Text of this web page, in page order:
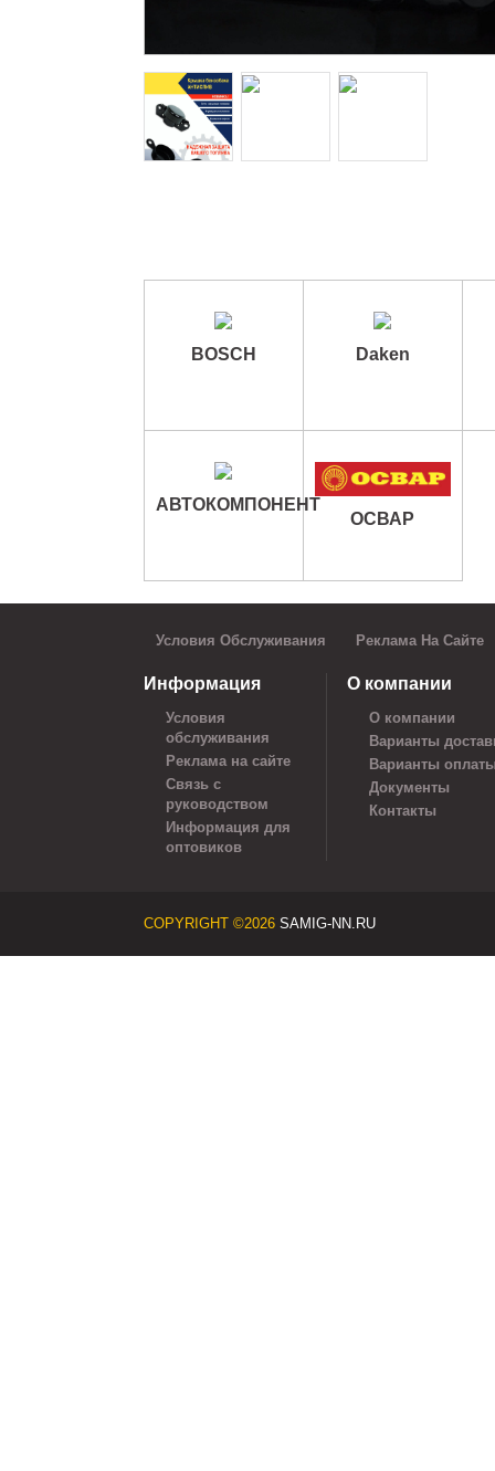
BOSCH Daken
АВТОКОМПОНЕНТ
ОСВАР
Условия Обслуживания Реклама На Сайте
Информация
Условия
обслуживания
Реклама на сайте
Связь с
руководством
Информация для
оптовиков
О компании
О компании
Варианты
Варианты
Документы
Контакты
COPYRIGHT ©2026 SAMIG-NN.RU